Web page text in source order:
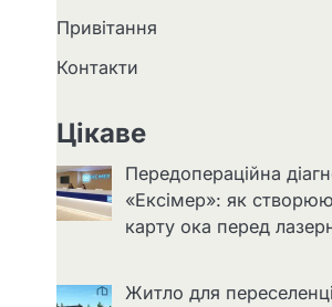
Привітання
Контакти
Цікаве
Передопераційна
«Ексімер»: як
карту ока перед
Житло для